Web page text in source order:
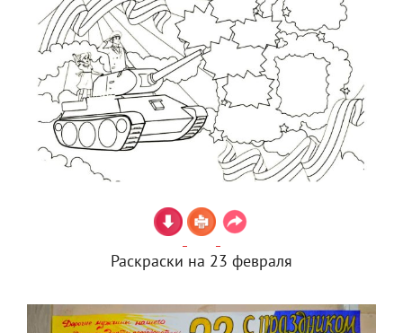
Раскраски на 23 февраля